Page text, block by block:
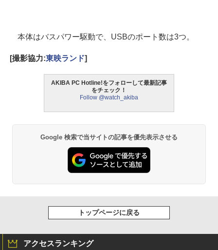
本体はバスパワー駆動で、USBのポート数は3つ。
[撮影協力:東映ランド]
AKIBA PC Hotline!をフォローして最新記事
をチェック！
Follow @watch_akiba
Google 検索で当サイトの記事を優先表示させる
トップページに戻る
アクセスランキング